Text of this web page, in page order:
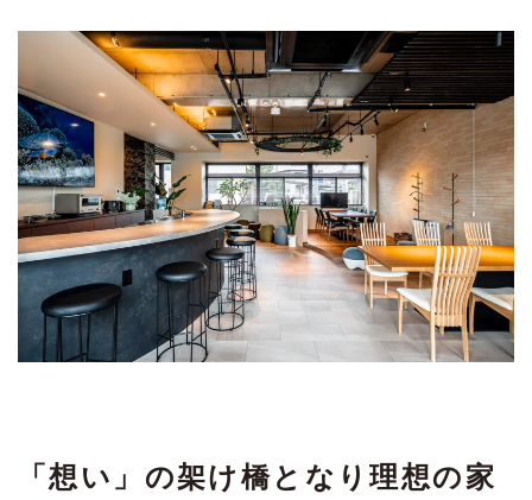
「想い」の架け橋となり理想の家